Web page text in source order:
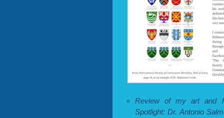
Review of my art and
Spotlight: Dr. Antonio